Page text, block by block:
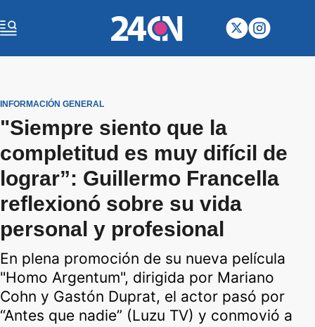
INFORMACIÓN GENERAL
"Siempre siento que la
completitud es muy difícil de
lograr”: Guillermo Francella
reflexionó sobre su vida
personal y profesional
En plena promoción de su nueva película
"Homo Argentum", dirigida por Mariano
Cohn y Gastón Duprat, el actor pasó por
“Antes que nadie” (Luzu TV) y conmovió a